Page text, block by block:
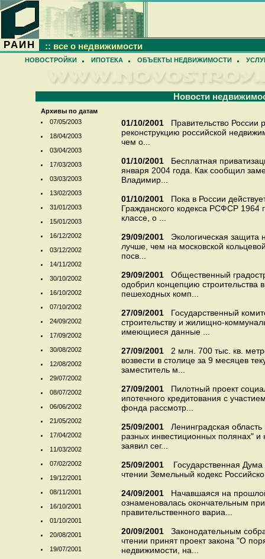
РАИН :: все о недвижимости
НОВОСТРОЙКИ ИПОТЕКА ОБЪЕКТЫ НЕДВИЖИМОСТИ
Новости
Архивы по датам
07/05/2003
18/04/2003
03/04/2003
17/03/2003
03/03/2003
13/02/2003
31/01/2003
15/01/2003
16/12/2002
03/12/2002
14/11/2002
30/10/2002
16/10/2002
07/10/2002
24/09/2002
17/09/2002
30/08/2002
12/08/2002
29/07/2002
08/07/2002
06/06/2002
21/05/2002
17/04/2002
11/03/2002
07/02/2002
19/12/2001
08/11/2001
16/10/2001
01/10/2001
20/08/2001
19/07/2001
01/10/2001
Правительство России
реконструкцию российской
чем о...
01/10/2001
Бесплатная
января 2004 года. Как сообщил
Владимир...
01/10/2001
Пока в России
Гражданского кодекса РСФСР 1964
классе, о ...
29/09/2001
Экологическая защита
лучше, чем на московской
посв...
29/09/2001
Общественный
одобрил концепцию строительства
пешеходных комп...
27/09/2001
Государственный
строительству и жилищно-
имеющиеся данные ...
27/09/2001
2 млн. 700 тыс. кв.
возвести в столице за 9 месяцев
заместитель м...
27/09/2001
Пилотный проект
ипотечного кредитования с
фонда рассмотр...
25/09/2001
Ленинградская
разных инвестиционных полянах"
заявил сег...
25/09/2001
Государственная
чтении Земельный кодекс
24/09/2001
Начавшаяся на
ознаменовалась окончательным
правительственного вариа...
20/09/2001
Законодательным
чтении принят проект закона "О
недвижимости, на...